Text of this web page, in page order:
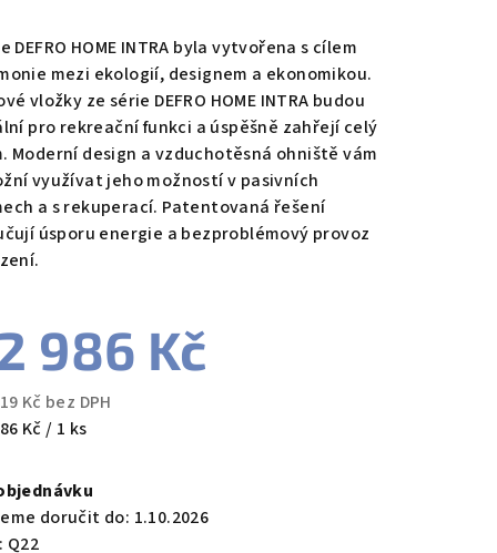
DEFRO HOME INTRA byla vytvořena s cílem
mezi ekologií, designem a ekonomikou.
vložky ze série DEFRO HOME INTRA budou
pro rekreační funkci a úspěšně zahřejí celý
Moderní design a vzduchotěsná ohniště vám
využívat jeho možností v pasivních
a s rekuperací. Patentovaná řešení
úsporu energie a bezproblémový provoz
986 Kč
Kč bez DPH
Kč / 1 ks
doručit do: 1.10.2026
Q22